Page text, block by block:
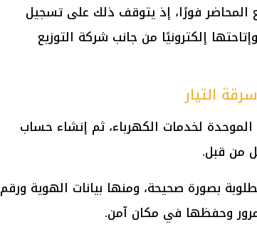
فورًا، إذ يتوقف ذلك على تسجيل
إلكترونيًا من جانب شركة التوزيع
التيار
لخدمات الكهرباء، ثم إنشاء حساب
من قبل.
بصورة صحيحة، ومنها بيانات الهوية ورقم
وحفظها في مكان آمن.